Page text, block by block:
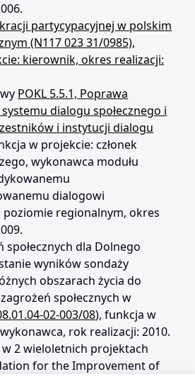
partycypacyjnej w polskim
(N117 023 31/0985),
kierownik, okres realizacji:
POKL 5.5.1, Poprawa
dialogu społecznego i
i instytucji dialogu
w projekcie: członek
wykonawca modułu
dialogowi
poziomie regionalnym, okres
społecznych dla Dolnego
wyników sondaży
obszarach życia do
społecznych w
02-003/08), funkcja w
rok realizacji: 2010.
2 wieloletnich projektach
for the Improvement of